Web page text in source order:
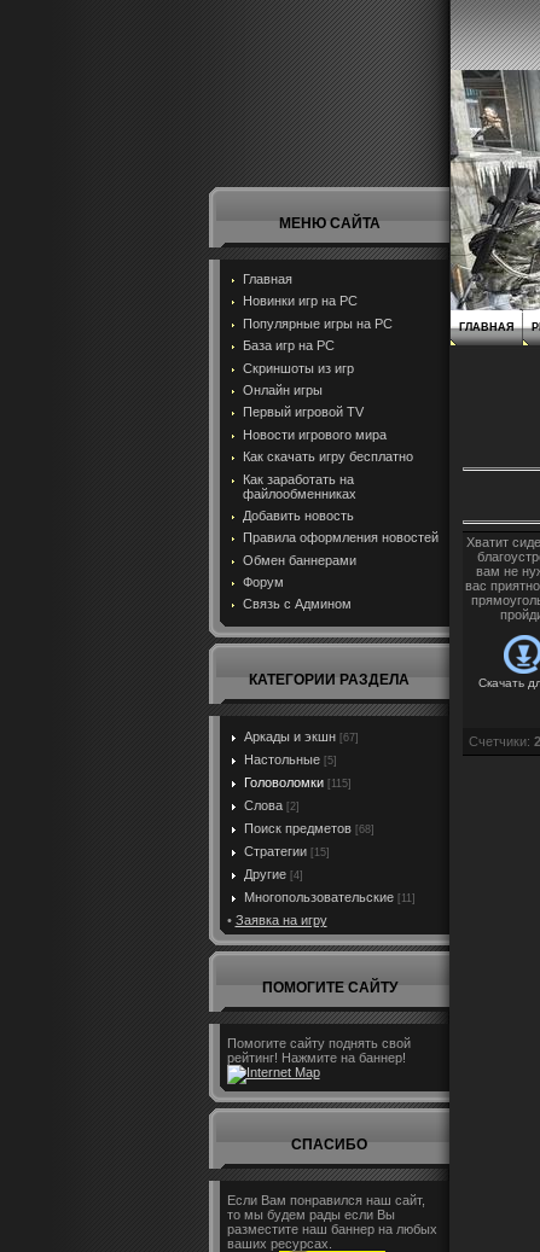
МЕНЮ САЙТА
Главная
Новинки игр на PC
Популярные игры на PC
База игр на РС
Скриншоты из игр
Онлайн игры
Первый игровой TV
Новости игрового мира
Как скачать игру бесплатно
Как заработать на
файлообменниках
Добавить новость
Правила оформления новостей
Обмен баннерами
Форум
Связь с Админом
КАТЕГОРИИ РАЗДЕЛА
Аркады и экшн [67]
Настольные [5]
Головоломки [115]
Слова [2]
Поиск предметов [68]
Стратегии [15]
Другие [4]
Многопользовательские [11]
• Заявка на игру
ПОМОГИТЕ САЙТУ
Помогите сайту поднять свой
рейтинг! Нажмите на баннер!
СПАСИБО
Если Вам понравился наш сайт,
то мы будем рады если Вы
разместите наш баннер на любых
ваших ресурсах.
ГЛАВНАЯ
Хватит
вам не
вас
Скачать
Счетчики: